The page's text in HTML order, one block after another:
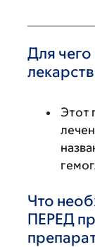
Для чего
Этот
Что
ПЕРЕД